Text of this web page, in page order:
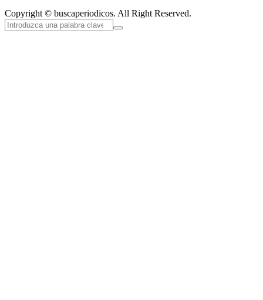
Copyright © buscaperiodicos. All Right Reserved.